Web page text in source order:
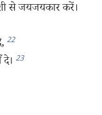
से जयजयकार करें।
22
23